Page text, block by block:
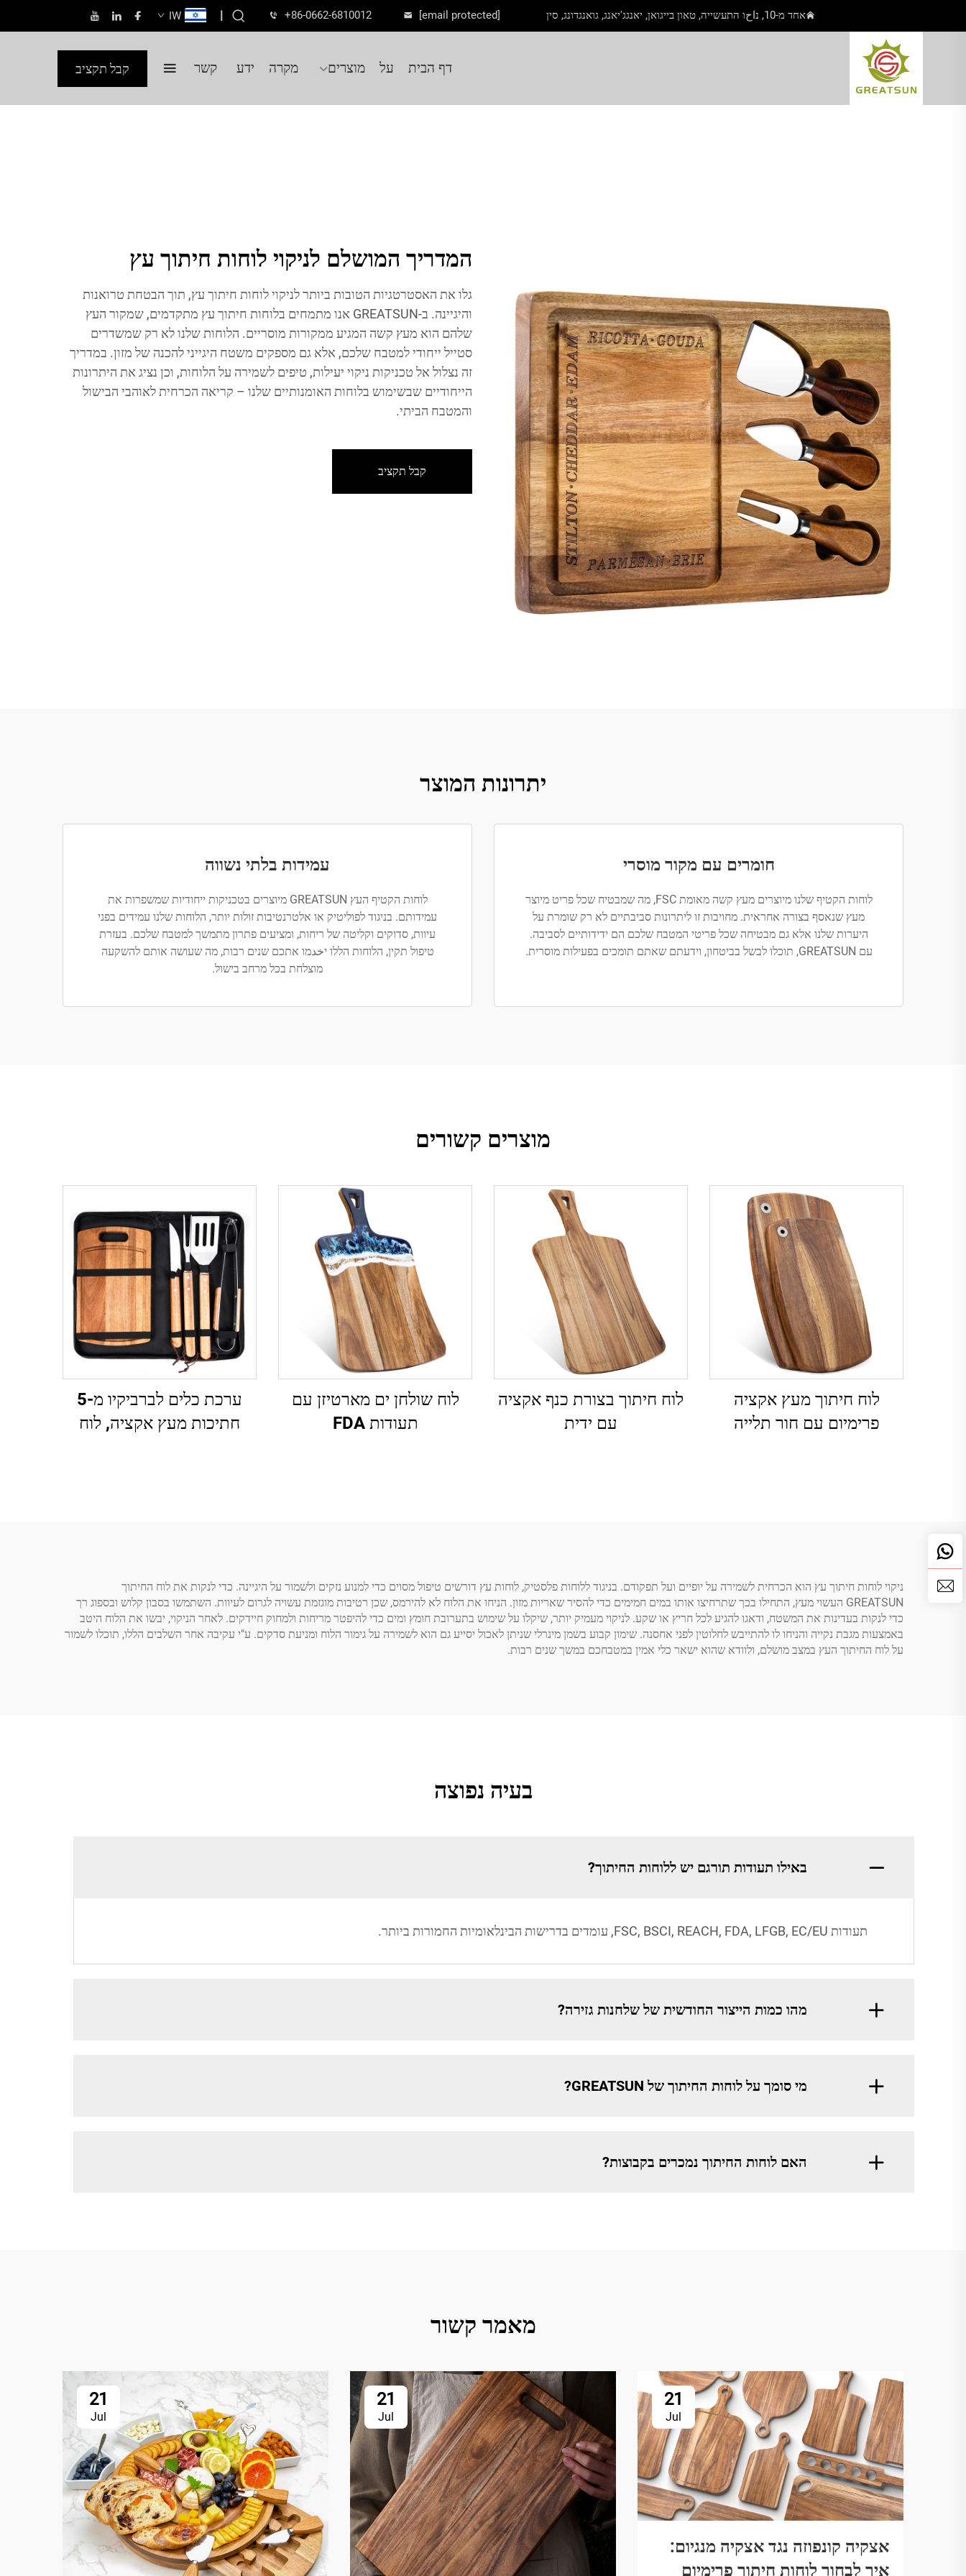
אחד מ-10, נاحו התעשייה, טאון בייגואן, יאנגג'יאנג, גואנגדונג, סין +86-0662-6810012 [email protected]
|
IW
דף הבית על מוצרים מקרה ידע קשר קבל תקציב
המדריך המושלם לניקוי לוחות חיתוך עץ
גלו את האסטרטגיות הטובות ביותר לניקוי לוחות חיתוך עץ, תוך הבטחת טרואנות
והיגיינה. ב-GREATSUN אנו מתמחים בלוחות חיתוך עץ מתקדמים, שמקור העץ
שלהם הוא מעץ קשה המגיע ממקורות מוסריים. הלוחות שלנו לא רק שמשדרים
סטייל ייחודי למטבח שלכם, אלא גם מספקים משטח היגייני להכנה של מזון. במדריך
זה נצלול אל טכניקות ניקוי יעילות, טיפים לשמירה על הלוחות, וכן נציג את היתרונות
הייחודיים שבשימוש בלוחות האומנותיים שלנו – קריאה הכרחית לאוהבי הבישול
והמטבח הביתי.
קבל תקציב
יתרונות המוצר
חומרים עם מקור מוסרי
לוחות הקטיף שלנו מיוצרים מעץ קשה מאומת FSC, מה שמבטיח שכל פריט מיוצר
מעץ שנאסף בצורה אחראית. מחויבות זו ליתרונות סביבתיים לא רק שומרת על
היערות שלנו אלא גם מבטיחה שכל פריטי המטבח שלכם הם ידידותיים לסביבה.
עם GREATSUN, תוכלו לבשל בביטחון, וידעתם שאתם תומכים בפעילות מוסרית.
עמידות בלתי נשווה
לוחות הקטיף העץ GREATSUN מיוצרים בטכניקות ייחודיות שמשפרות את
עמידותם. בניגוד לפוליטיק או אלטרנטיבות זולות יותר, הלוחות שלנו עמידים בפני
עיוות, סדוקים וקליטה של ריחות, ומציעים פתרון מתמשך למטבח שלכם. בעזרת
טיפול תקין, הלוחות הללו יخدמו אתכם שנים רבות, מה שעושה אותם להשקעה
מוצלחת בכל מרחב בישול.
מוצרים קשורים
לוח חיתוך מעץ אקציה
פרימיום עם חור תלייה
לוח חיתוך בצורת כנף אקציה
עם ידית
לוח שולחן ים מארטיזן עם
תעודות FDA
ערכת כלים לברביקיו מ-5
חתיכות מעץ אקציה, לוח
ניקוי לוחות חיתוך עץ הוא הכרחית לשמירה על יופיים ועל תפקודם. בניגוד ללוחות פלסטיק, לוחות עץ דורשים טיפול מסוים כדי למנוע נזקים ולשמור על היגיינה. כדי לנקות את לוח החיתוך
GREATSUN העשוי מעץ, התחילו בכך שתרחיצו אותו במים חמימים כדי להסיר שאריות מזון. הניחו את הלוח לא להירמס, שכן רטיבות מוגזמת עשויה לגרום לעיוות. השתמשו בסבון קלוש ובספוג רך
כדי לנקות בעדינות את המשטח, ודאגו להגיע לכל חריץ או שקע. לניקוי מעמיק יותר, שיקלו על שימוש בתערובת חומץ ומים כדי להיפטר מריחות ולמחוק חיידקים. לאחר הניקוי, יבשו את הלוח היטב
באמצעות מגבת נקייה והניחו לו להתייבש לחלוטין לפני אחסנה. שימון קבוע בשמן מינרלי שניתן לאכול יסייע גם הוא לשמירה על גימור הלוח ומניעת סדקים. ע"י עקיבה אחר השלבים הללו, תוכלו לשמור
על לוח החיתוך העץ במצב מושלם, ולוודא שהוא ישאר כלי אמין במטבחכם במשך שנים רבות.
בעיה נפוצה
באילו תעודות תורגם יש ללוחות החיתוך?
תעודות FSC, BSCI, REACH, FDA, LFGB, EC/EU, עומדים בדרישות הבינלאומיות החמורות ביותר.
מהו כמות הייצור החודשית של שלחנות גזירה?
מי סומך על לוחות החיתוך של GREATSUN?
האם לוחות החיתוך נמכרים בקבוצות?
מאמר קשור
21
Jul
אצקיה קונפוזה נגד אצקיה מנגיום:
איך לבחור לוחות חיתוך פרימיום
21
Jul
21
Jul